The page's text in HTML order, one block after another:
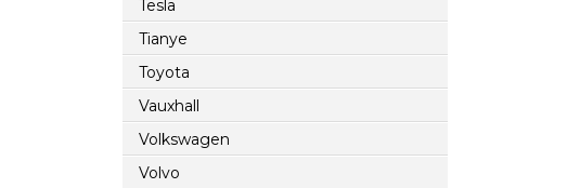
Tesla
Tianye
Toyota
Vauxhall
Volkswagen
Volvo